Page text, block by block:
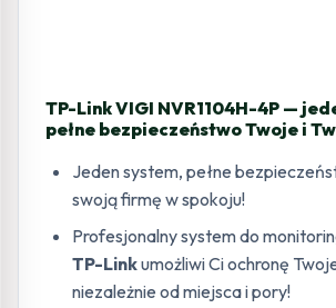
TP-Link VIGI NVR1104H-4P —
pełne bezpieczeństwo Twoje i
Jeden system, pełne
swoją firmę w spokoju!
Profesjonalny system do
TP-Linkumożliwi Ci ochronę
niezależnie od miejsca i pory!